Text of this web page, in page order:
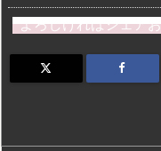
st
o
d
e
s
k
a
よろしければシェア